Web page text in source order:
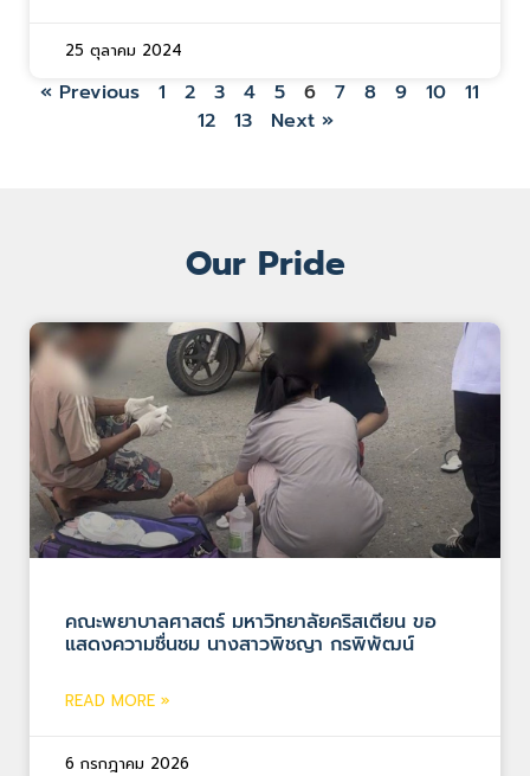
25 ตุลาคม 2024
« Previous 1 2 3 4 5 6 7 8 9 10
11
12
13 Next »
Our Pride
คณะพยาบาลศาสตร์ มหาวิทยาลัยคริสเตียน ขอ
แสดงความชื่นชม นางสาวพิชญา กรพิพัฒน์
READ MORE »
6 กรกฎาคม 2026